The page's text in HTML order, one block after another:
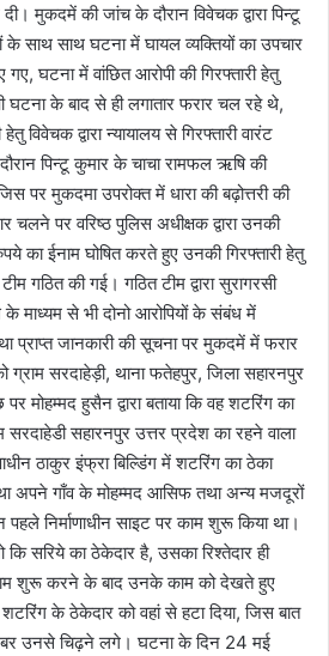
मुकदमें की जांच के दौरान विवेचक द्वारा पिन्टू
के साथ साथ घटना में घायल व्यक्तियों का उपचार
घटना में वांछित आरोपी की गिरफ्तारी हेतु
घटना के बाद से ही लगातार फरार चल रहे थे,
विवेचक द्वारा न्यायालय से गिरफ्तारी वारंट
पिन्टू कुमार के चाचा रामफल ऋषि की
पर मुकदमा उपरोक्त में धारा की बढ़ोत्तरी की
चलने पर वरिष्ठ पुलिस अधीक्षक द्वारा उनकी
का ईनाम घोषित करते हुए उनकी गिरफ्तारी हेतु
गठित की गई। गठित टीम द्वारा सुरागरसी
के माध्यम से भी दोनो आरोपियों के संबंध में
प्राप्त जानकारी की सूचना पर मुकदमें में फरार
ग्राम सरदाहेड़ी, थाना फतेहपुर, जिला सहारनपुर
मोहम्मद हुसैन द्वारा बताया कि वह शटरिंग का
सहारनपुर उत्तर प्रदेश का रहने वाला
ठाकुर इंफ्रा बिल्डिंग में शटरिंग का ठेका
अपने गाँव के मोहम्मद आसिफ तथा अन्य मजदूरों
निर्माणाधीन साइट पर काम शुरू किया था।
सरिये का ठेकेदार है, उसका रिश्तेदार ही
शुरू करने के बाद उनके काम को देखते हुए
के ठेकेदार को वहां से हटा दिया, जिस बात
उनसे चिढ़ने लगे। घटना के दिन 24 मई